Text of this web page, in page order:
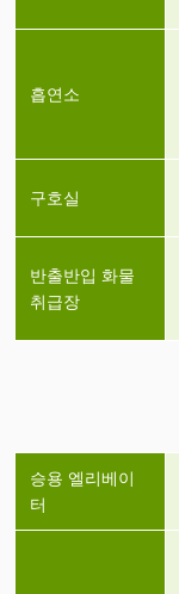
흡연소
구호실
반출반입 화물
취급장
승용 엘리베이
터